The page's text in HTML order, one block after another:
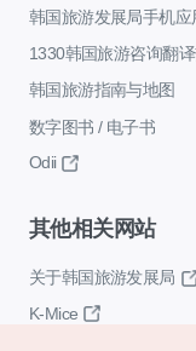
韩国旅游发展局手机应
1330韩国旅游咨询翻
韩国旅游指南与地图
数字图书 / 电子书
Odii
其他相关网站
关于韩国旅游发展局
K-Mice